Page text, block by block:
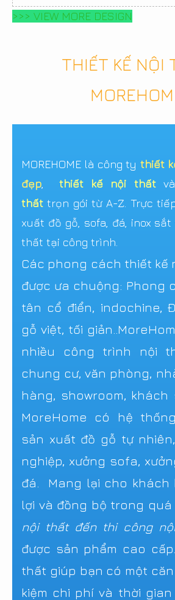
>>> VIEW MORE DESIGN
THIẾT KẾ NỘI
MOREHOME là công ty thiết
đẹp
thiết kế nội thất
thất trọn gói từ A-Z. Trực
xuất đồ gỗ, sofa, đá, inox
thất tại công trình.
Các phong cách thiết kế
được ưa chuộng: Phong
tân cổ điển, indochine,
gỗ việt, tối
nhiều công trình nội
chung cư, văn phòng,
hàng, showroom, khách
MoreHome có hệ
sản xuất đồ gỗ tự
nghiệp, xưởng sofa,
đá. Mang lại cho khách
lợi và đồng bộ trong
nội thất đến thi công
được sản phẩm cao
thất giúp bạn có một
kiệm chi phí và thời